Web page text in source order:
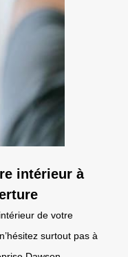
intérieur à
de votre
surtout pas à